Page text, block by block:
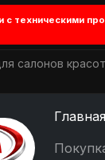
с техническими
салонов
Главная